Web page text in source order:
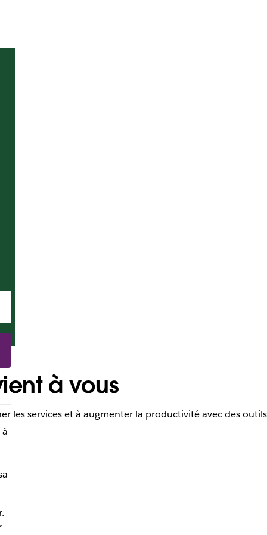
à vous
les services et à augmenter la productivité avec des outils